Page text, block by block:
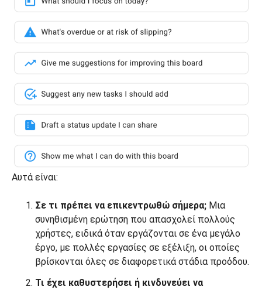
Αυτά είναι:
Σε τι πρέπει να επικεντρωθώ σήμερα; Μια
συνηθισμένη ερώτηση που απασχολεί πολλούς
χρήστες, ειδικά όταν εργάζονται σε ένα μεγάλο
έργο, με πολλές εργασίες σε εξέλιξη, οι οποίες
βρίσκονται όλες σε διαφορετικά στάδια προόδου.
Τι έχει καθυστερήσει ή κινδυνεύει να